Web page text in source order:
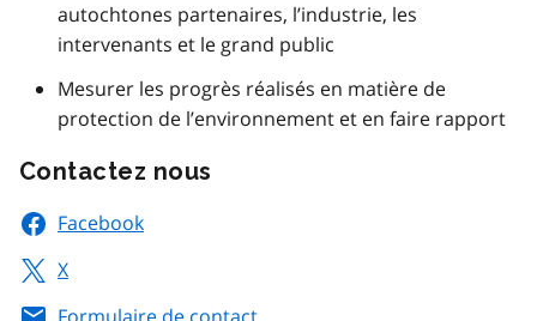
autochtones partenaires, l’industrie, les
intervenants et le grand public
Mesurer les progrès réalisés en matière de
protection de l’environnement et en faire rapport
Contactez nous
Facebook
X